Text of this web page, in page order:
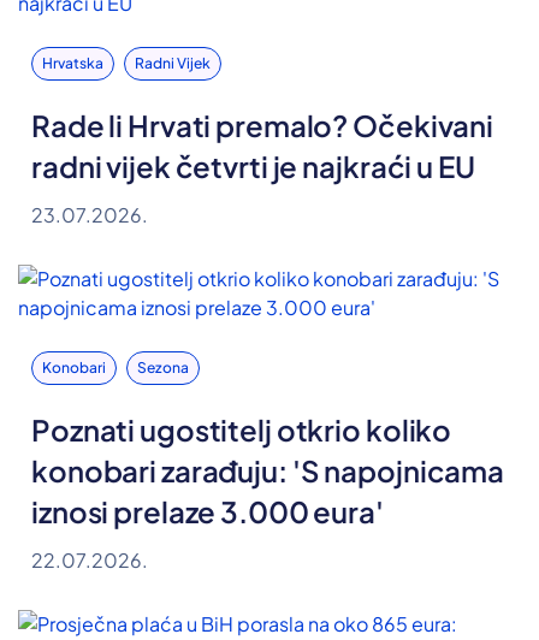
Hrvatska Radni Vijek
Rade li Hrvati premalo? Očekivani
radni vijek četvrti je najkraći u EU
23.07.2026.
Konobari Sezona
Poznati ugostitelj otkrio koliko
konobari zarađuju: 'S napojnicama
iznosi prelaze 3.000 eura'
22.07.2026.